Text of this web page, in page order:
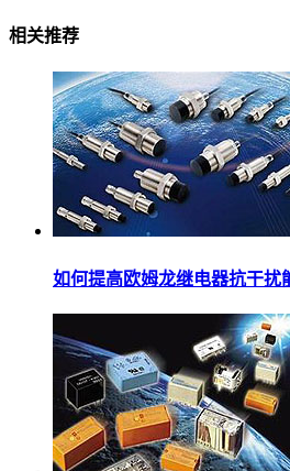
相关推荐
如何提高欧姆龙继电器抗干扰